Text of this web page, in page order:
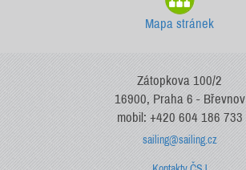
Mapa stránek
Zátopkova 100/2
16900, Praha 6 - Břevnov
mobil: +420 604 186 733
sailing@sailing.cz